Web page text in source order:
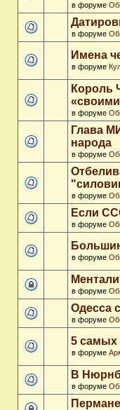
в форуме
в форуме
Имена
в форуме
Король
в форуме
Глава
народа
в форуме
в форуме
Если
в форуме
в форуме
в форуме
Одесса
в форуме
5 самых
в форуме
В
в форуме